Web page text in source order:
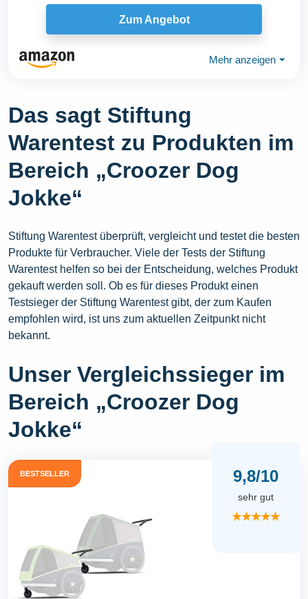
Zum Angebot
Mehr anzeigen ⏷
Das sagt Stiftung
Warentest zu Produkten im
Bereich „Croozer Dog
Jokke“
Stiftung Warentest überprüft, vergleicht und testet die besten
Produkte für Verbraucher. Viele der Tests der Stiftung
Warentest helfen so bei der Entscheidung, welches Produkt
gekauft werden soll. Ob es für dieses Produkt einen
Testsieger der Stiftung Warentest gibt, der zum Kaufen
empfohlen wird, ist uns zum aktuellen Zeitpunkt nicht
bekannt.
Unser Vergleichssieger im
Bereich „Croozer Dog
Jokke“
BESTSELLER 9,8/10
sehr gut
★★★★★